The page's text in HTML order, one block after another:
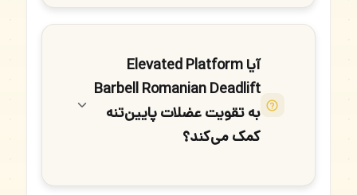
آیا Elevated Platform
Barbell Romanian Deadlift
به تقویت عضلات پایین‌تنه
کمک می‌کند؟